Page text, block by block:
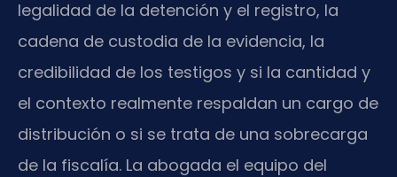
legalidad de la detención y el registro, la
cadena de custodia de la evidencia, la
credibilidad de los testigos y si la cantidad y
el contexto realmente respaldan un cargo de
distribución o si se trata de una sobrecarga
de la fiscalía. La abogada el equipo del